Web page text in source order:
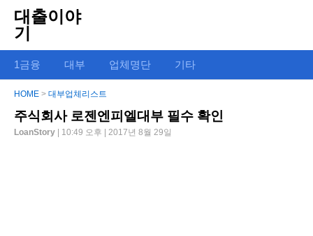
대출이야
기
1금융 대부 업체명단 기타
HOME > 대부업체리스트
주식회사 로젠엔피엘대부 필수 확인
LoanStory | 10:49 오후 | 2017년 8월 29일